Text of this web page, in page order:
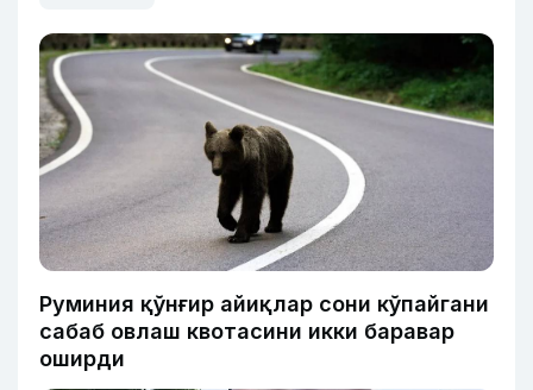
Руминия қўнғир айиқлар сони кўпайгани
сабаб овлаш квотасини икки баравар
оширди